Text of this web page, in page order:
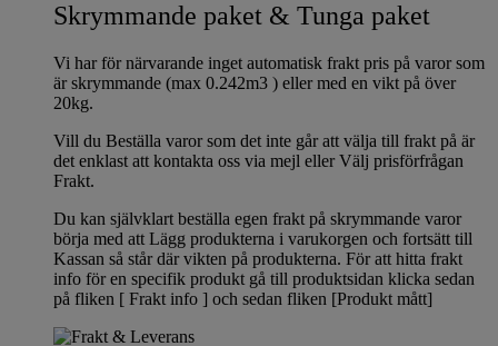
Skrymmande paket & Tunga paket
Vi har för närvarande inget automatisk frakt pris på varor som
är skrymmande (max 0.242m3 ) eller med en vikt på över
20kg.
Vill du Beställa varor som det inte går att välja till frakt på är
det enklast att kontakta oss via mejl eller Välj prisförfrågan
Frakt.
Du kan självklart beställa egen frakt på skrymmande varor
börja med att Lägg produkterna i varukorgen och fortsätt till
Kassan så står där vikten på produkterna. För att hitta frakt
info för en specifik produkt gå till produktsidan klicka sedan
på fliken [ Frakt info ] och sedan fliken [Produkt mått]